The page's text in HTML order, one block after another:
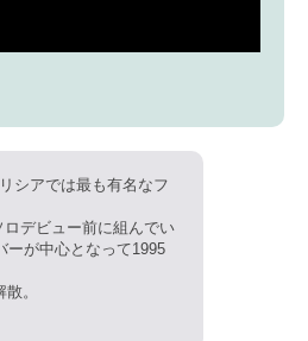
シアでは最も有名なフ
デビュー前に組んでい
ーが中心となって1995
。